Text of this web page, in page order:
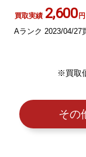
買取実績 2,600円
Aランク 2023/04/27
※買取
その